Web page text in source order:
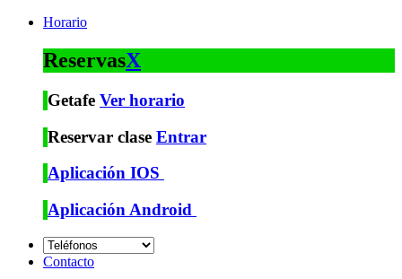
Horario
ReservasX
Getafe Ver horario
Reservar clase Entrar
Aplicación IOS
Aplicación Android
Contacto